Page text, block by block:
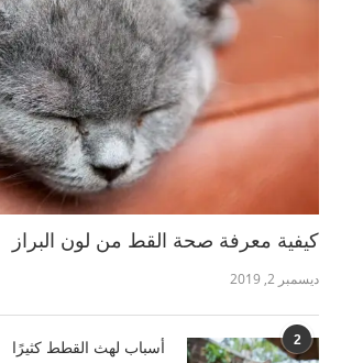
كيفية معرفة صحة القط من لون البراز
ديسمبر 2, 2019
2 أسباب لهث القطط كثيرًا